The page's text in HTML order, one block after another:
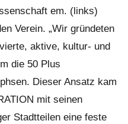
em. (links)
Verein. „Wir gründeten
aktive, kultur- und
die 50 Plus
Dieser Ansatz kam
mit seinen
Stadtteilen eine feste